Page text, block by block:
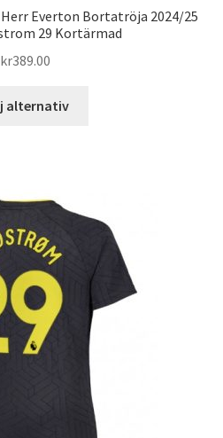
Everton Bortatröja 2024/25
29 Kortärmad
kr389.00
alternativ
De
olika
alternativen
kan
väljas
på
produktsidan